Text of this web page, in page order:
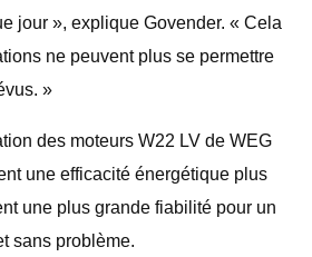
jour », explique Govender. « Cela
ne peuvent plus se permettre
»
des moteurs W22 LV de WEG
une efficacité énergétique plus
une plus grande fiabilité pour un
sans problème.